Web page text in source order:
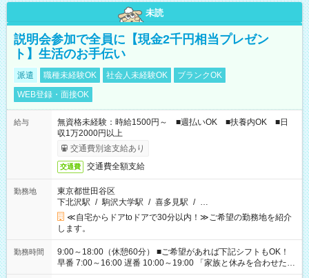
未読
説明会参加で全員に【現金2千円相当プレゼン
ト】生活のお手伝い
派遣 職種未経験OK 社会人未経験OK
ブランクOK
WEB登録・面接OK
給与
無資格未経験：時給1500円～ ■週払いOK ■扶養内OK ■日
収1万2000円以上
交通費別途支給あり
交通費 交通費全額支給
勤務地
東京都世田谷区
下北沢駅 / 駒沢大学駅 / 喜多見駅 / …
≪自宅からドアtoドアで30分以内！≫ご希望の勤務地を紹介
します。
勤務時間
9:00～18:00（休憩60分） ■ご希望があれば下記シフトもOK！
早番 7:00～16:00 遅番 10:00～19:00 「家族と休みを合わせた
い」 「余裕を持って夕飯の準備がしたい」 「できれば残業はし